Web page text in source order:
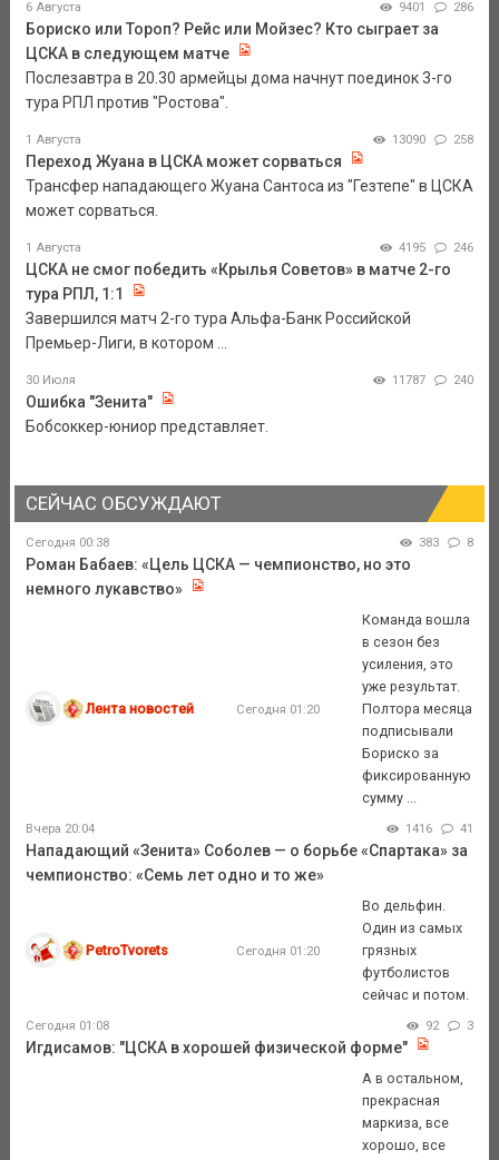
6 Августа 9401 286
Бориско или Тороп? Рейс или Мойзес? Кто сыграет за
ЦСКА в следующем матче
Послезавтра в 20.30 армейцы дома начнут поединок 3-го
тура РПЛ против "Ростова".
1 Августа 13090 258
Переход Жуана в ЦСКА может сорваться
Трансфер нападающего Жуана Сантоса из "Гезтепе" в ЦСКА
может сорваться.
1 Августа 4195 246
ЦСКА не смог победить «Крылья Советов» в матче 2-го
тура РПЛ, 1:1
Завершился матч 2-го тура Альфа-Банк Российской
Премьер-Лиги, в котором ...
30 Июля 11787 240
Ошибка "Зенита"
Бобсоккер-юниор представляет.
СЕЙЧАС ОБСУЖДАЮТ
Сегодня 00:38 383 8
Роман Бабаев: «Цель ЦСКА — чемпионство, но это
немного лукавство»
Лента новостей Сегодня 01:20
Команда вошла
в сезон без
усиления, это
уже результат.
Полтора месяца
подписывали
Бориско за
фиксированную
сумму ...
Вчера 20:04 1416 41
Нападающий «Зенита» Соболев — о борьбе «Спартака» за
чемпионство: «Семь лет одно и то же»
PetroTvorets Сегодня 01:20
Во дельфин.
Один из самых
грязных
футболистов
сейчас и потом.
Сегодня 01:08 92 3
Игдисамов: "ЦСКА в хорошей физической форме"
А в остальном,
прекрасная
маркиза, все
хорошо, все